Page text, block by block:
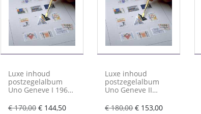
Luxe inhoud
postzegelalbum
Uno Geneve I 1969-
€170,00Oorspronkelijke
€ 144,50Huidige
Luxe inhoud
postzegelalbum
Uno Geneve II
€180,00Oorspronkelijke
€ 153,00Huidige